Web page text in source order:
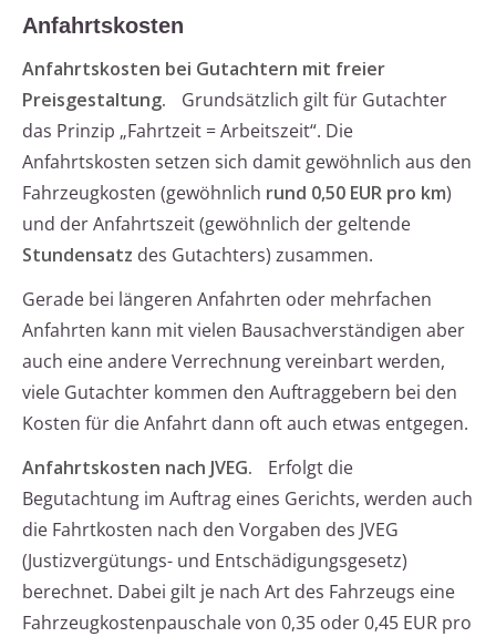
Anfahrtskosten
Anfahrtskosten bei Gutachtern mit freier
Preisgestaltung.
Grundsätzlich gilt für Gutachter
das Prinzip „Fahrtzeit = Arbeitszeit“. Die
Anfahrtskosten setzen sich damit gewöhnlich aus den
Fahrzeugkosten (gewöhnlich rund 0,50 EUR pro km)
und der Anfahrtszeit (gewöhnlich der geltende
Stundensatz des Gutachters) zusammen.
Gerade bei längeren Anfahrten oder mehrfachen
Anfahrten kann mit vielen Bausachverständigen aber
auch eine andere Verrechnung vereinbart werden,
viele Gutachter kommen den Auftraggebern bei den
Kosten für die Anfahrt dann oft auch etwas entgegen.
Anfahrtskosten nach JVEG.
Erfolgt die
Begutachtung im Auftrag eines Gerichts, werden auch
die Fahrtkosten nach den Vorgaben des JVEG
(Justizvergütungs- und Entschädigungsgesetz)
berechnet. Dabei gilt je nach Art des Fahrzeugs eine
Fahrzeugkostenpauschale von 0,35 oder 0,45 EUR pro